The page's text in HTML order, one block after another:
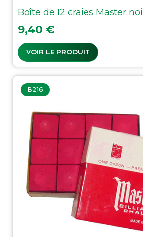
Boîte de 12 craies Master
Prix
9,40 €
VOIR LE PRODUIT
B216